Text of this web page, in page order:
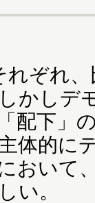
ぞれ
かしデ
配下」
体的に
おいて
い。